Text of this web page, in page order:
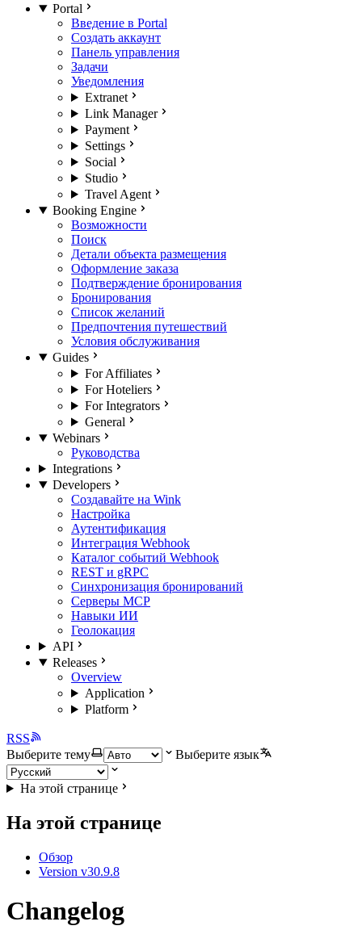
Portal
Введение в Portal
Создать аккаунт
Панель управления
Задачи
Уведомления
Extranet
Link Manager
Payment
Settings
Social
Studio
Travel Agent
Booking Engine
Возможности
Поиск
Детали объекта размещения
Оформление заказа
Подтверждение бронирования
Бронирования
Список желаний
Предпочтения путешествий
Условия обслуживания
Guides
For Affiliates
For Hoteliers
For Integrators
General
Webinars
Руководства
Integrations
Developers
Создавайте на Wink
Настройка
Аутентификация
Интеграция Webhook
Каталог событий Webhook
REST и gRPC
Синхронизация бронирований
Серверы MCP
Навыки ИИ
Геолокация
API
Releases
Overview
Application
Platform
RSS
Выберите тему
Выберите язык
На этой странице
На этой странице
Обзор
Version v30.9.8
Changelog